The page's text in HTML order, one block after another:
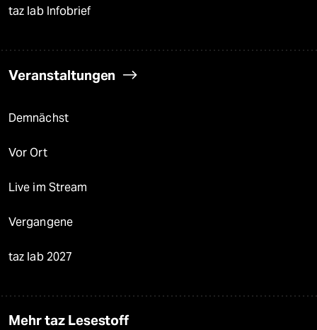
taz lab Infobrief
Veranstaltungen
Demnächst
Vor Ort
Live im Stream
Vergangene
taz lab 2027
Mehr taz Lesestoff